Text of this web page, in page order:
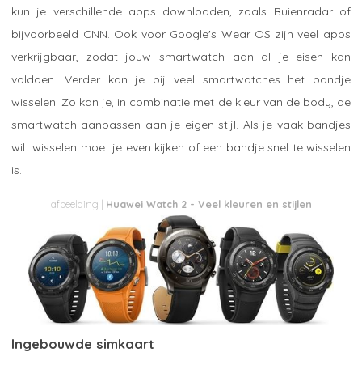
kun je verschillende apps downloaden, zoals Buienradar of
bijvoorbeeld CNN. Ook voor Google's Wear OS zijn veel apps
verkrijgbaar, zodat jouw smartwatch aan al je eisen kan
voldoen. Verder kan je bij veel smartwatches het bandje
wisselen. Zo kan je, in combinatie met de kleur van de body, de
smartwatch aanpassen aan je eigen stijl. Als je vaak bandjes
wilt wisselen moet je even kijken of een bandje snel te wisselen
is.
Huawei Watch 2 - Veel kleuren en stijlen
Ingebouwde simkaart